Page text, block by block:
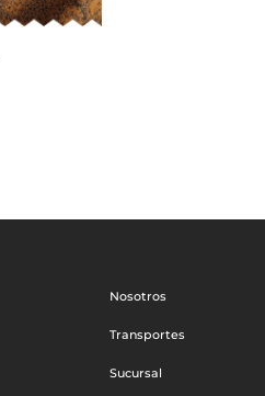
Nosotros
Transportes
Sucursal